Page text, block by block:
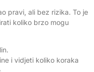
pravi, ali bez rizika. To je
koliko brzo mogu
i vidjeti koliko koraka